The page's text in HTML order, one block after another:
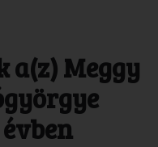
a(z) Meggy